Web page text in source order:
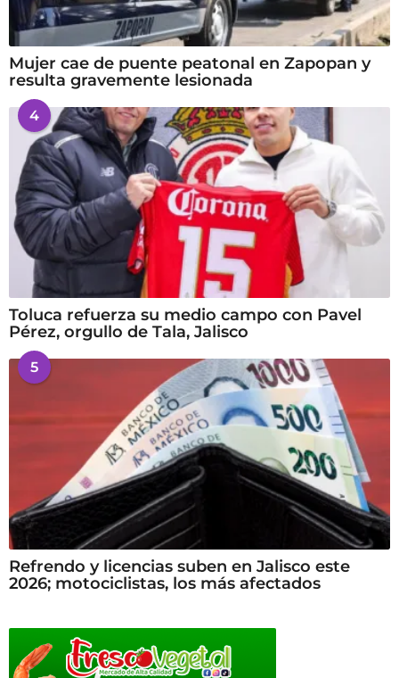
Mujer cae de puente peatonal en Zapopan y
resulta gravemente lesionada
4
Toluca refuerza su medio campo con Pavel
Pérez, orgullo de Tala, Jalisco
5
Refrendo y licencias suben en Jalisco este
2026; motociclistas, los más afectados